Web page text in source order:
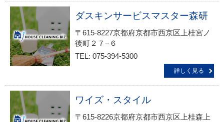
ダスキンサービスマスター森研
〒615-8227京都府京都市西京区上桂宮ノ
後町２７−６
TEL: 075-394-5300
詳しく見る
ワイズ・スタイル
〒615-8226京都府京都市西京区上桂森上